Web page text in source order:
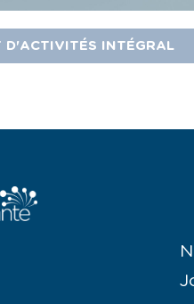
D'ACTIVITÉS INTÉGRAL